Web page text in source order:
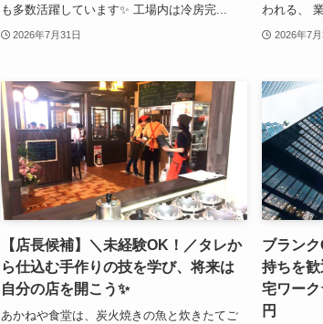
も多数活躍しています✨ 工場内は冷房完...
2026年7月31日
われる、
2026年7月
【店長候補】＼未経験OK！／タレか
ら仕込む手作りの技を学び、将来は
自分の店を開こう✨
あかねや食堂は、炭火焼きの魚と炊きたてご
ブラン
持ちを
宅ワー
円